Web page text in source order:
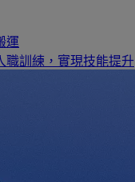
運
職訓練，實現技能提升